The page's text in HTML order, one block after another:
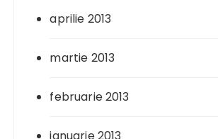
aprilie 2013
martie 2013
februarie 2013
ianuarie 2013